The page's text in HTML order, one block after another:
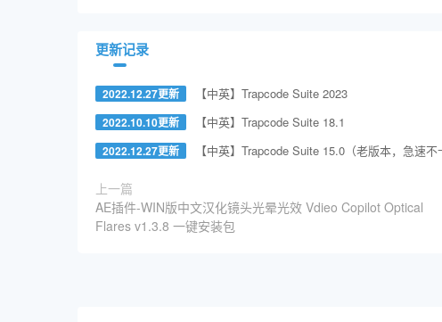
更新记录
2022.12.27更新 【中英】Trapcode Suite 2023
2022.10.10更新 【中英】Trapcode Suite 18.1
2022.12.27更新 【中英】Trapcode Suite 15.0（老版本，急速不
上一篇
AE插件-WIN版中文汉化镜头光晕光效 Vdieo Copilot Optical
Flares v1.3.8 一键安装包